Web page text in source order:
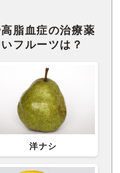
脂血症の治療薬
フルーツは？
洋ナシ